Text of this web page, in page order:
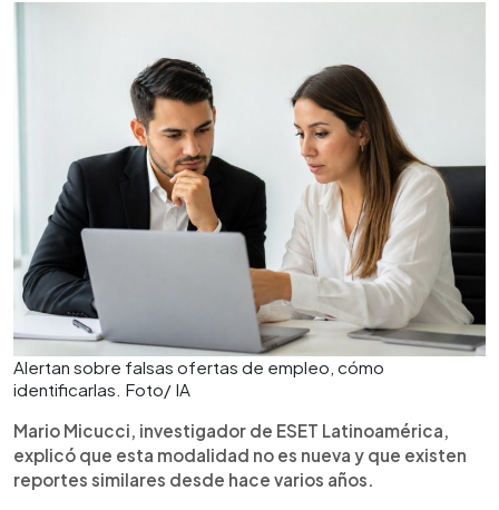
Alertan sobre falsas ofertas de empleo, cómo
identificarlas. Foto/ IA
Mario Micucci, investigador de ESET Latinoamérica,
explicó que esta modalidad no es nueva y que existen
reportes similares desde hace varios años.